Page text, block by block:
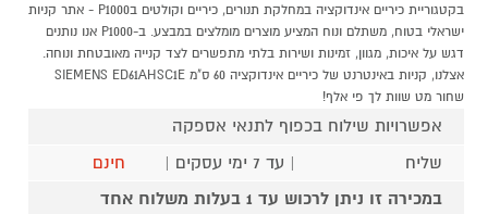
בקטגוריית כיריים אינדוקציה במחלקת תנורים, כיריים וקולטים בP1000 - אתר קניות
ישראלי בטוח, משתלם ונוח המציע מוצרים מומלצים במבצע. ב-P1000 אנו נותנים
דגש על איכות, מגוון, זמינות ושירות בלתי מתפשרים לצד קנייה מאובטחת ונוחה.
אצלנו, קניות באינטרנט של כיריים אינדוקציה 60 ס"מ SIEMENS ED61AHSC1E
שחור מט שוות לך פי אלף!
אפשרויות שילוח בכפוף לתנאי אספקה
שליח
| עד 7 ימי עסקים |
חינם
במכירה זו ניתן לרכוש עד 1 בעלות משלוח אחד